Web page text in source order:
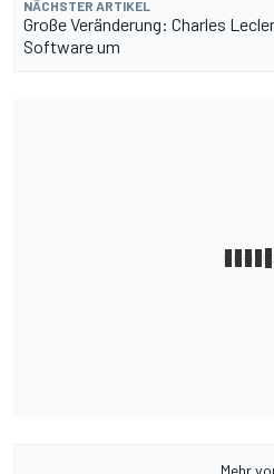
NÄCHSTER ARTIKEL
Große Veränderung: Charles
Software um